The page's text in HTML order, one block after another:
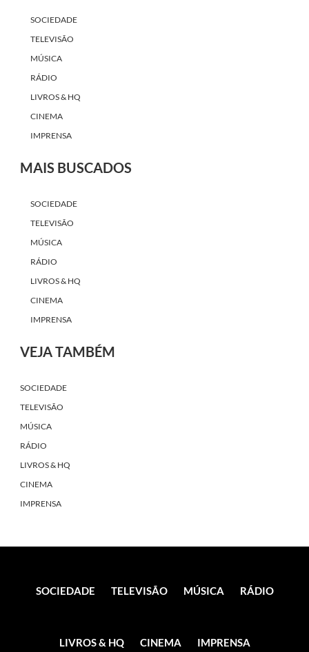
SOCIEDADE
TELEVISÃO
MÚSICA
RÁDIO
LIVROS & HQ
CINEMA
IMPRENSA
MAIS BUSCADOS
SOCIEDADE
TELEVISÃO
MÚSICA
RÁDIO
LIVROS & HQ
CINEMA
IMPRENSA
VEJA TAMBÉM
SOCIEDADE
TELEVISÃO
MÚSICA
RÁDIO
LIVROS & HQ
CINEMA
IMPRENSA
SOCIEDADE TELEVISÃO MÚSICA RÁDIO
LIVROS & HQ CINEMA IMPRENSA